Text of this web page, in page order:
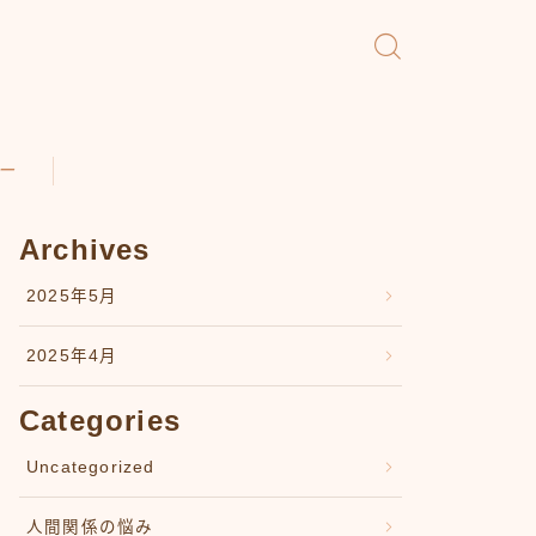
Archives
2025年5月
2025年4月
Categories
Uncategorized
人間関係の悩み